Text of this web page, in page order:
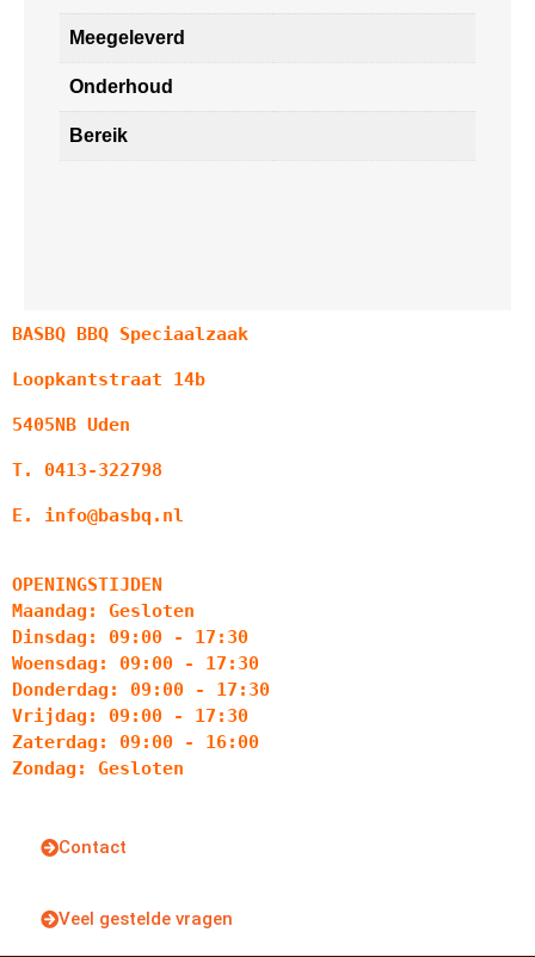
Meegeleverd
Onderhoud
Bereik
BASBQ BBQ Speciaalzaak
Loopkantstraat 14b
5405NB Uden
T. 0413-322798
E. info@basbq.nl
OPENINGSTIJDEN
Maandag: Gesloten
Dinsdag: 09:00 - 17:30
Woensdag: 09:00 - 17:30
Donderdag: 09:00 - 17:30
Vrijdag: 09:00 - 17:30
Zaterdag: 09:00 - 16:00
Zondag: Gesloten
Contact
Veel gestelde vragen